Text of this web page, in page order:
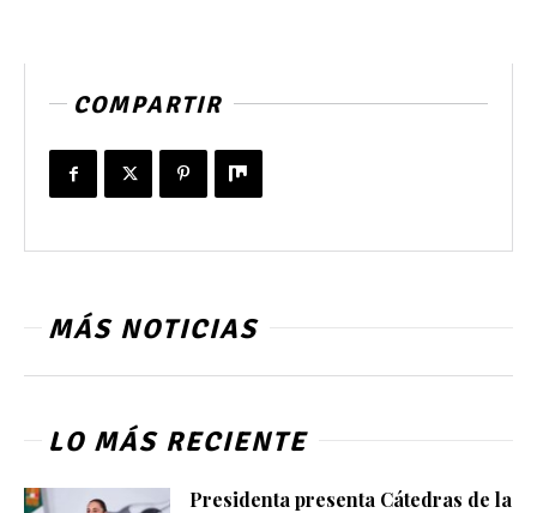
COMPARTIR
MÁS NOTICIAS
LO MÁS RECIENTE
Presidenta presenta Cátedras de la